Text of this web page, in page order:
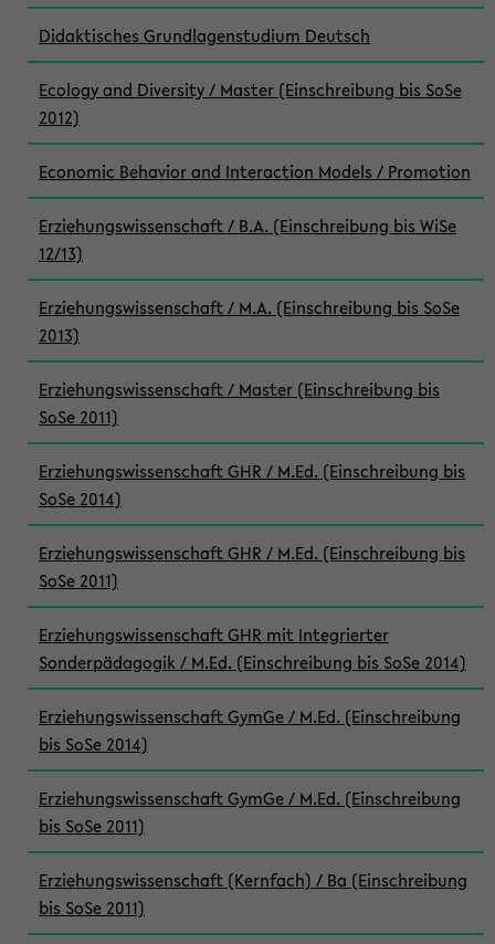
Didaktisches Grundlagenstudium Deutsch
Ecology and Diversity / Master (Einschreibung bis SoSe
2012)
Economic Behavior and Interaction Models / Promotion
Erziehungswissenschaft / B.A. (Einschreibung bis WiSe
12/13)
Erziehungswissenschaft / M.A. (Einschreibung bis SoSe
2013)
Erziehungswissenschaft / Master (Einschreibung bis
SoSe 2011)
Erziehungswissenschaft GHR / M.Ed. (Einschreibung bis
SoSe 2014)
Erziehungswissenschaft GHR / M.Ed. (Einschreibung bis
SoSe 2011)
Erziehungswissenschaft GHR mit Integrierter
Sonderpädagogik / M.Ed. (Einschreibung bis SoSe 2014)
Erziehungswissenschaft GymGe / M.Ed. (Einschreibung
bis SoSe 2014)
Erziehungswissenschaft GymGe / M.Ed. (Einschreibung
bis SoSe 2011)
Erziehungswissenschaft (Kernfach) / Ba (Einschreibung
bis SoSe 2011)